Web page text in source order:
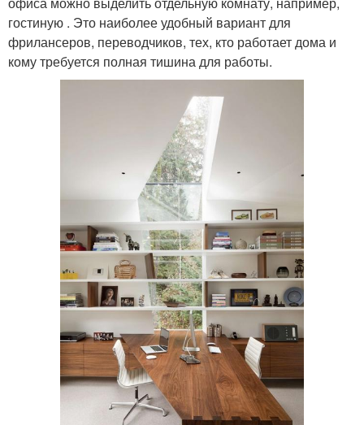
гостиную . Это наиболее удобный вариант для
фрилансеров, переводчиков, тех, кто работает дома и
кому требуется полная тишина для работы.